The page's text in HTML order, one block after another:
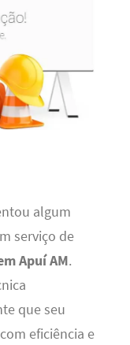
algum
serviço de
Apuí AM.
que seu
eficiência e